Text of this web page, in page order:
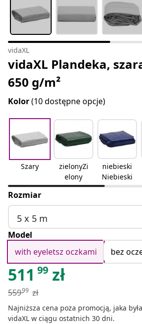
vidaXL
vidaXL Plandeka,
650 g/m²
Kolor(10 dostępne opcje)
Szary
zielonyZi
elony
niebieski
Niebieski
Rozmiar
5 x 5 m
Model
with eyeletsz oczkami
bez
511 99 zł
55999 zł
Najniższa cena poza promocją, jaka
vidaXL w ciągu ostatnich 30 dni.